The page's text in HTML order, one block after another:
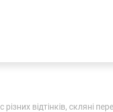
відтінків, скляні